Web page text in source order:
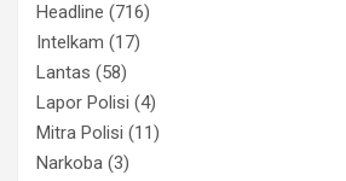
Headline (716)
Intelkam (17)
Lantas (58)
Lapor Polisi (4)
Mitra Polisi (11)
Narkoba (3)